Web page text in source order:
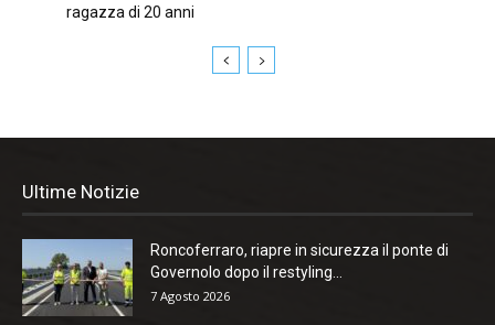
ragazza di 20 anni
Ultime Notizie
Roncoferraro, riapre in sicurezza il ponte di
Governolo dopo il restyling...
7 Agosto 2026